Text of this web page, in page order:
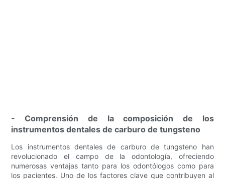
- Comprensión de la composición de los
instrumentos dentales de carburo de tungsteno
Los instrumentos dentales de carburo de tungsteno han
revolucionado el campo de la odontología, ofreciendo
numerosas ventajas tanto para los odontólogos como para
los pacientes. Uno de los factores clave que contribuyen al